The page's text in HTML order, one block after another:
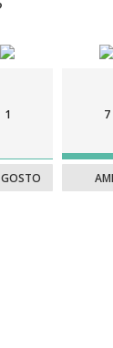
inteligente?
1 7